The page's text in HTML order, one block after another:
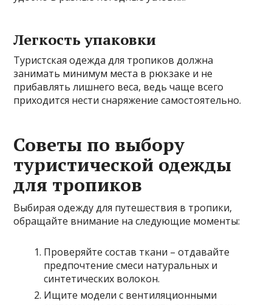
Легкость упаковки
Туристская одежда для тропиков должна
занимать минимум места в рюкзаке и не
прибавлять лишнего веса, ведь чаще всего
приходится нести снаряжение самостоятельно.
Советы по выбору
туристической одежды
для тропиков
Выбирая одежду для путешествия в тропики,
обращайте внимание на следующие моменты:
Проверяйте состав ткани – отдавайте
предпочтение смеси натуральных и
синтетических волокон.
Ищите модели с вентиляционными